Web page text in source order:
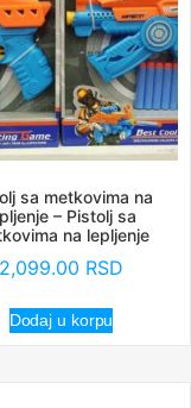
sa metkovima na
– Pistolj sa
na lepljenje
2,099.00 RSD
Dodaj u korpu